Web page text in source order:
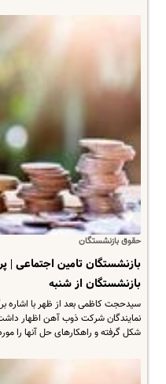
حقوق بازنشستگان
بازنشستگان تامین
بازنشستگان از شنبه
سیدحجت کاظمی بعد از ظهر با اشاره
نمایندگان شرکت ذوب آهن اظهار
شکل گرفته و راهکارهای حل آنها را